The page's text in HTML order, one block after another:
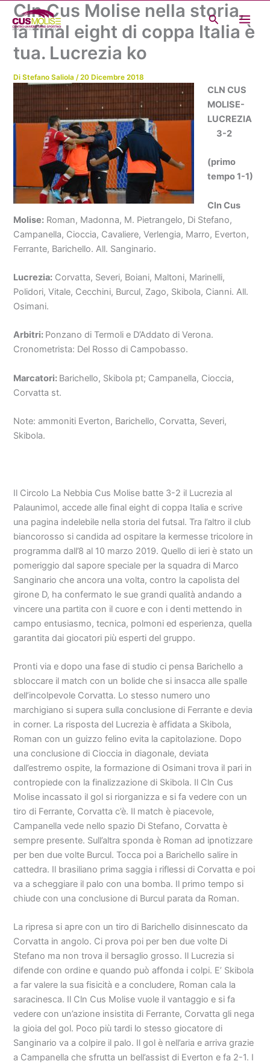
contenuto
Cerca
Cln Cus Molise nella storia,
la final eight di coppa Italia è
tua. Lucrezia ko
DiStefano Saliola/20 Dicembre 2018
CLN CUS
MOLISE-
LUCREZIA
3-2
(primo
tempo 1-1)
Cln Cus
Molise: Roman, Madonna, M. Pietrangelo, Di Stefano,
Campanella, Cioccia, Cavaliere, Verlengia, Marro, Everton,
Ferrante, Barichello. All. Sanginario.
Lucrezia: Corvatta, Severi, Boiani, Maltoni, Marinelli,
Polidori, Vitale, Cecchini, Burcul, Zago, Skibola, Cianni. All.
Osimani.
Arbitri: Ponzano di Termoli e D’Addato di Verona.
Cronometrista: Del Rosso di Campobasso.
Marcatori: Barichello, Skibola pt; Campanella, Cioccia,
Corvatta st.
Note: ammoniti Everton, Barichello, Corvatta, Severi,
Skibola.
Il Circolo La Nebbia Cus Molise batte 3-2 il Lucrezia al
Palaunimol, accede alle final eight di coppa Italia e scrive
una pagina indelebile nella storia del futsal. Tra l’altro il club
biancorosso si candida ad ospitare la kermesse tricolore in
programma dall’8 al 10 marzo 2019. Quello di ieri è stato un
pomeriggio dal sapore speciale per la squadra di Marco
Sanginario che ancora una volta, contro la capolista del
girone D, ha confermato le sue grandi qualità andando a
vincere una partita con il cuore e con i denti mettendo in
campo entusiasmo, tecnica, polmoni ed esperienza, quella
garantita dai giocatori più esperti del gruppo.
Pronti via e dopo una fase di studio ci pensa Barichello a
sbloccare il match con un bolide che si insacca alle spalle
dell’incolpevole Corvatta. Lo stesso numero uno
marchigiano si supera sulla conclusione di Ferrante e devia
in corner. La risposta del Lucrezia è affidata a Skibola,
Roman con un guizzo felino evita la capitolazione. Dopo
una conclusione di Cioccia in diagonale, deviata
dall’estremo ospite, la formazione di Osimani trova il pari in
contropiede con la finalizzazione di Skibola. Il Cln Cus
Molise incassato il gol si riorganizza e si fa vedere con un
tiro di Ferrante, Corvatta c’è. Il match è piacevole,
Campanella vede nello spazio Di Stefano, Corvatta è
sempre presente. Sull’altra sponda è Roman ad ipnotizzare
per ben due volte Burcul. Tocca poi a Barichello salire in
cattedra. Il brasiliano prima saggia i riflessi di Corvatta e poi
va a scheggiare il palo con una bomba. Il primo tempo si
chiude con una conclusione di Burcul parata da Roman.
La ripresa si apre con un tiro di Barichello disinnescato da
Corvatta in angolo. Ci prova poi per ben due volte Di
Stefano ma non trova il bersaglio grosso. Il Lucrezia si
difende con ordine e quando può affonda i colpi. E’ Skibola
a far valere la sua fisicità e a concludere, Roman cala la
saracinesca. Il Cln Cus Molise vuole il vantaggio e si fa
vedere con un’azione insistita di Ferrante, Corvatta gli nega
la gioia del gol. Poco più tardi lo stesso giocatore di
Sanginario va a colpire il palo. Il gol è nell’aria e arriva grazie
a Campanella che sfrutta un bell’assist di Everton e fa 2-1. I